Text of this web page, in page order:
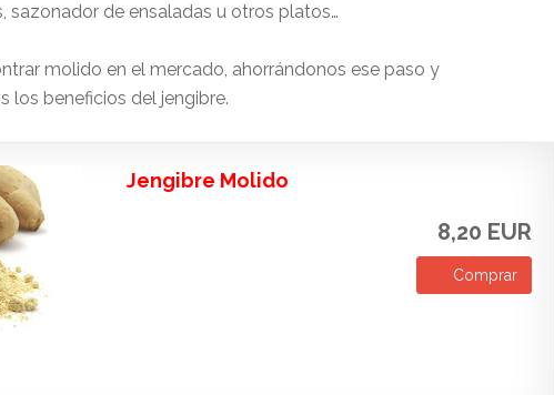
sazonador de ensaladas u otros platos…
molido en el mercado, ahorrándonos ese paso y
los beneficios del jengibre.
Jengibre Molido
8,20 EUR
Comprar